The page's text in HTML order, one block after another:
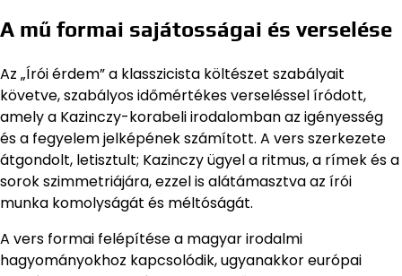
A mű formai sajátosságai és verselése
Az „Írói érdem” a klasszicista költészet szabályait
követve, szabályos időmértékes verseléssel íródott,
amely a Kazinczy-korabeli irodalomban az igényesség
és a fegyelem jelképének számított. A vers szerkezete
átgondolt, letisztult; Kazinczy ügyel a ritmus, a rímek és a
sorok szimmetriájára, ezzel is alátámasztva az írói
munka komolyságát és méltóságát.
A vers formai felépítése a magyar irodalmi
hagyományokhoz kapcsolódik, ugyanakkor európai